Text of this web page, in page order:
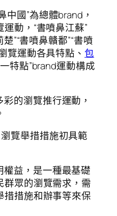
中國”為總體brand，
動，“書噴鼻江蘇”
”“書噴鼻贛鄱”“書噴
覽運動各具特點、包
特點”brand運動構成
的瀏覽推行運動，
覽舉措措施初具範
益，是一種最基礎
群眾的瀏覽需求，需
措措施和辦事等來保